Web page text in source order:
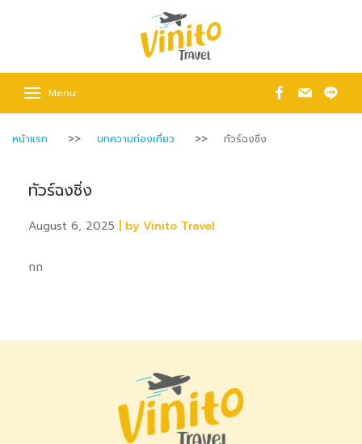
Menu
หน้าแรก บทความท่องเที่ยว ทัวร์ฉงชิ่ง
ทัวร์ฉงชิ่ง
August 6, 2025 | by Vinito Travel
กก